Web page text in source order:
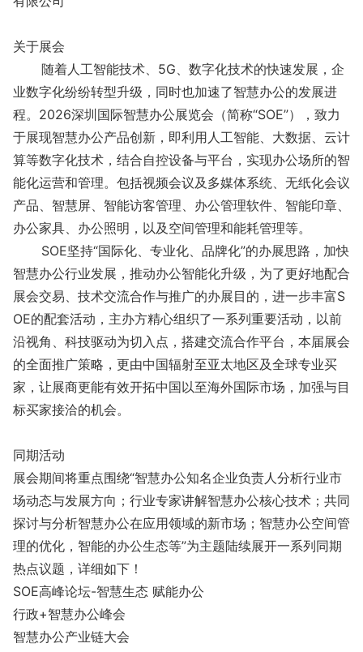
关于展会
随着人工智能技术、5G、数字化技术的快速发展，企
业数字化纷纷转型升级，同时也加速了智慧办公的发展进
程。2026深圳国际智慧办公展览会（简称“SOE”），致力
于展现智慧办公产品创新，即利用人工智能、大数据、云计
算等数字化技术，结合自控设备与平台，实现办公场所的智
能化运营和管理。包括视频会议及多媒体系统、无纸化会议
产品、智慧屏、智能访客管理、办公管理软件、智能印章、
办公家具、办公照明，以及空间管理和能耗管理等。
SOE坚持“国际化、专业化、品牌化”的办展思路，加快
智慧办公行业发展，推动办公智能化升级，为了更好地配合
展会交易、技术交流合作与推广的办展目的，进一步丰富S
OE的配套活动，主办方精心组织了一系列重要活动，以前
沿视角、科技驱动为切入点，搭建交流合作平台，本届展会
的全面推广策略，更由中国辐射至亚太地区及全球专业买
家，让展商更能有效开拓中国以至海外国际市场，加强与目
标买家接洽的机会。
同期活动
展会期间将重点围绕“智慧办公知名企业负责人分析行业市
场动态与发展方向；行业专家讲解智慧办公核心技术；共同
探讨与分析智慧办公在应用领域的新市场；智慧办公空间管
理的优化，智能的办公生态等”为主题陆续展开一系列同期
热点议题，详细如下！
SOE高峰论坛-智慧生态 赋能办公
行政+智慧办公峰会
智慧办公产业链大会